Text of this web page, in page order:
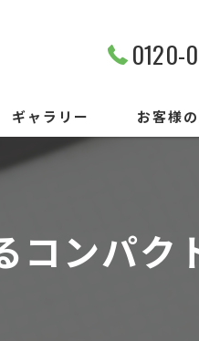
0120-
ギャラリー お客様
コンパク